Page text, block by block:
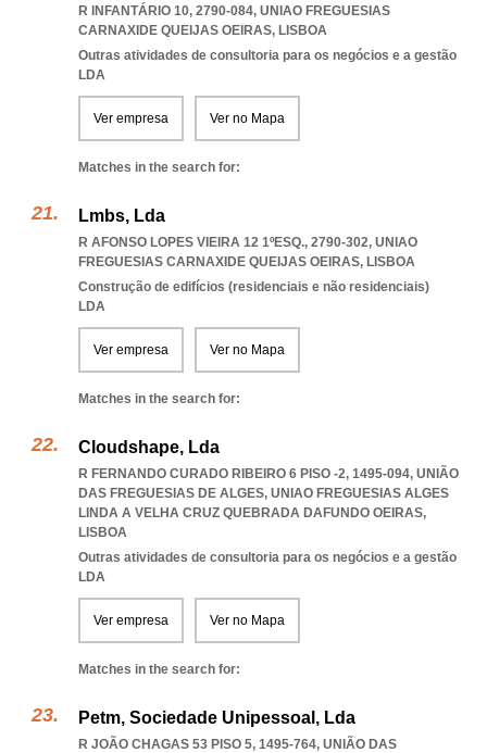
R INFANTÁRIO 10, 2790-084, UNIAO FREGUESIAS
CARNAXIDE QUEIJAS OEIRAS, LISBOA
Outras atividades de consultoria para os negócios e a gestão
LDA
Ver empresa Ver no Mapa
Matches in the search for:
Lmbs, Lda
R AFONSO LOPES VIEIRA 12 1ºESQ., 2790-302, UNIAO
FREGUESIAS CARNAXIDE QUEIJAS OEIRAS, LISBOA
Construção de edifícios (residenciais e não residenciais)
LDA
Ver empresa Ver no Mapa
Matches in the search for:
Cloudshape, Lda
R FERNANDO CURADO RIBEIRO 6 PISO -2, 1495-094, UNIÃO
DAS FREGUESIAS DE ALGES, UNIAO FREGUESIAS ALGES
LINDA A VELHA CRUZ QUEBRADA DAFUNDO OEIRAS,
LISBOA
Outras atividades de consultoria para os negócios e a gestão
LDA
Ver empresa Ver no Mapa
Matches in the search for:
Petm, Sociedade Unipessoal, Lda
R JOÃO CHAGAS 53 PISO 5, 1495-764, UNIÃO DAS